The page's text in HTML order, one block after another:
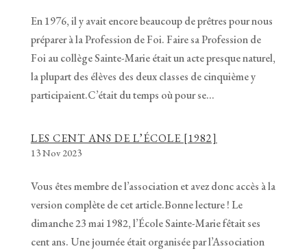
En 1976, il y avait encore beaucoup de prêtres pour nous
préparer à la Profession de Foi. Faire sa Profession de
Foi au collège Sainte-Marie était un acte presque naturel,
la plupart des élèves des deux classes de cinquième y
participaient.C’était du temps où pour se...
LES CENT ANS DE L’ÉCOLE [1982]
13 Nov 2023
Vous êtes membre de l’association et avez donc accès à la
version complète de cet article.Bonne lecture ! Le
dimanche 23 mai 1982, l’École Sainte-Marie fêtait ses
cent ans. Une journée était organisée par l’Association